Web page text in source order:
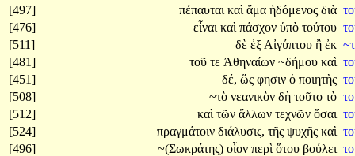
[497]
πέπαυται καὶ ἅμα ἡδόμενος διὰ
[476]
εἶναι καὶ πάσχον ὑπὸ τούτου
[511]
δὲ ἐξ Αἰγύπτου ἢ ἐκ
[481]
τοῦ τε Ἀθηναίων ~δήμου καὶ
[451]
δέ, ὥς φησιν ὁ ποιητὴς
[508]
~τὸ νεανικὸν δὴ τοῦτο τὸ
[512]
καὶ τῶν ἄλλων τεχνῶν ὅσαι
[524]
πραγμάτοιν διάλυσις, τῆς ψυχῆς καὶ
[496]
~(Σωκράτης) οἷον περὶ ὅτου βούλει